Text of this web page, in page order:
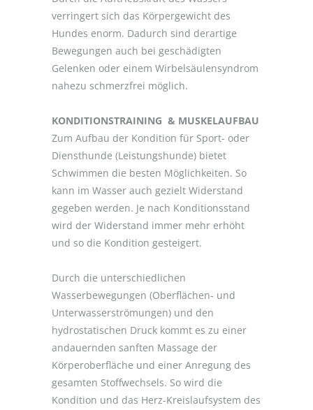
verringert sich das Körpergewicht des
Hundes enorm. Dadurch sind derartige
Bewegungen auch bei geschädigten
Gelenken oder einem Wirbelsäulensyndrom
nahezu schmerzfrei möglich.
KONDITIONSTRAINING & MUSKELAUFBAU
Zum Aufbau der Kondition für Sport- oder
Diensthunde (Leistungshunde) bietet
Schwimmen die besten Möglichkeiten. So
kann im Wasser auch gezielt Widerstand
gegeben werden. Je nach Konditionsstand
wird der Widerstand immer mehr erhöht
und so die Kondition gesteigert.
Durch die unterschiedlichen
Wasserbewegungen (Oberflächen- und
Unterwasserströmungen) und den
hydrostatischen Druck kommt es zu einer
andauernden sanften Massage der
Körperoberfläche und einer Anregung des
gesamten Stoffwechsels. So wird die
Kondition und das Herz-Kreislaufsystem des